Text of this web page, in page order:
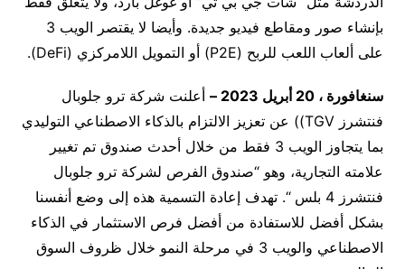
بإنشاء صور ومقاطع فيديو جديدة. وأيضا لا يقتصر الويب 3
على ألعاب اللعب للربح (P2E) أو التمويل اللامركزي (DeFi).
سنغافورة ، 20 أبريل 2023 –
أعلنت شركة ترو جلوبال
فنتشرز TGV)) عن تعزيز الالتزام بالذكاء الاصطناعي التوليدي
بما يتجاوز الويب 3 فقط من خلال أحدث صندوق تم تغيير
علامته التجارية، وهو “صندوق الفرص لشركة ترو جلوبال
فنتشرز 4 بلس “. تهدف إعادة التسمية هذه إلى وضع أنفسنا
بشكل أفضل للاستفادة من أفضل فرص الاستثمار في الذكاء
الاصطناعي والويب 3 في مرحلة النمو خلال ظروف السوق